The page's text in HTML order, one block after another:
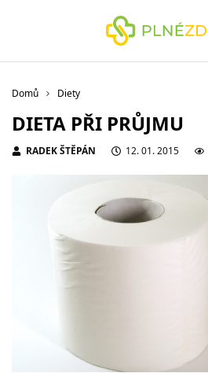
Domů Diety
DIETA PŘI PRŮJMU
RADEK ŠTĚPÁN 12. 01. 2015